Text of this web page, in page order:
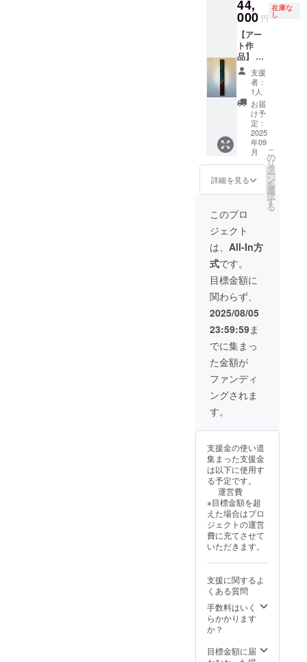
品と画
面上の
色味が
若干異
なる場
合がご
ざいま
す。あ
らかじ
めご了
承くだ
さい。
アクリ
ル・ミ
クスト
メディ
ア ・サ
イズ：
W210㎜
×H170
㎜ ・
ご住所
等お送
り先を
お知ら
せくだ
さい ・
お使い
のモニ
り、実
際の商
品と画
面上の
色味が
若干異
なる場
合がご
ざいま
す。あ
らかじ
めご了
承くだ
さい。
44,
000 円
在庫な
し
【アー
ト作
品】 ・
お礼
メッ
セージ
付き ・
作品1点
もの ・
作品1-
③【恍
惚のア
ポトー
シス】
・アク
リル・
ミクス
トメ
ディ
ア・木
製パネ
ル ・サ
イズ：
W100㎜
×H900
㎜ ・
ご住所
等お送
り先を
お知ら
せくだ
さい ・
お使い
のモニ
り、実
品と画
面上の
色味が
若干異
なる場
合がご
ざいま
す。あ
らかじ
めご了
承くだ
支援
者：
1人
お届
け予
定：
2025
年09
月
詳細を見る
こ
の
リ
タ
ー
ン
を
選
択
す
る
このプロ
ジェクト
は、 All-In方
式です。
目標金額に
関わらず、
2025/08/05
23:59:59ま
でに集まっ
た金額が
ファンディ
ングされま
す。
支援金の使い道
集まった支援金
は以下に使用す
る予定です。
運営費
※目標金額を超
えた場合はプロ
ジェクトの運営
費に充てさせて
いただきます。
支援に関するよ
くある質問
手数料はいく
らかかります
か？
目標金額に届